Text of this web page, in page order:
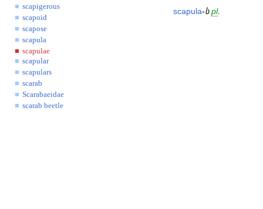
scapigerous
scapoid
scapose
scapula
scapulae
scapular
scapulars
scarab
Scarabaeidae
scarab beetle
scapula-ს pl.